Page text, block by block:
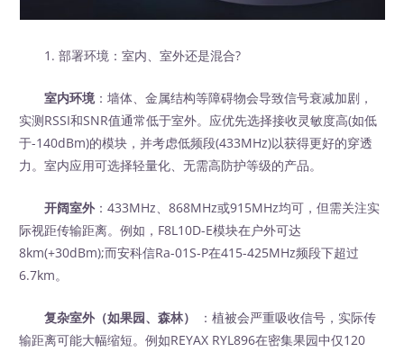
1. 部署环境：室内、室外还是混合?
室内环境 ：墙体、金属结构等障碍物会导致信号衰减加剧，
实测RSSI和SNR值通常低于室外。应优先选择接收灵敏度高(如低
于-140dBm)的模块，并考虑低频段(433MHz)以获得更好的穿透
力。室内应用可选择轻量化、无需高防护等级的产品。
开阔室外：433MHz、868MHz或915MHz均可，但需关注实
际视距传输距离。例如，F8L10D-E模块在户外可达
8km(+30dBm);而安科信Ra-01S-P在415-425MHz频段下超过
6.7km。
复杂室外（如果园、森林）
‍ ：植被会严重吸收信号，实际传
输距离可能大幅缩短。例如REYAX RYL896在密集果园中仅120